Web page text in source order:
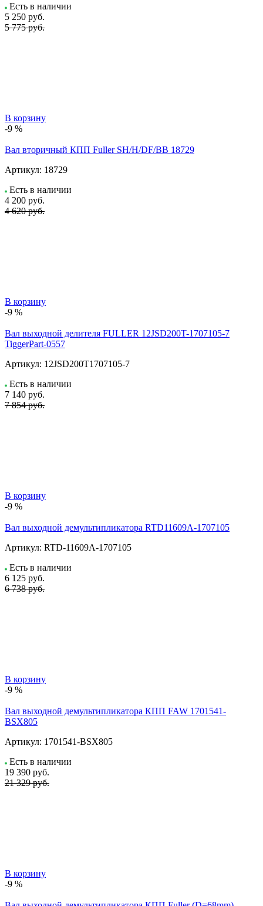
Есть в наличии
5 250 руб.
5 775 руб.
В корзину
-9 %
Вал вторичный КПП Fuller SH/H/DF/BB 18729
Артикул: 18729
Есть в наличии
4 200 руб.
4 620 руб.
В корзину
-9 %
Вал выходной делителя FULLER 12JSD200T-1707105-7
TiggerPart-0557
Артикул: 12JSD200T1707105-7
Есть в наличии
7 140 руб.
7 854 руб.
В корзину
-9 %
Вал выходной демультипликатора RTD11609A-1707105
Артикул: RTD-11609A-1707105
Есть в наличии
6 125 руб.
6 738 руб.
В корзину
-9 %
Вал выходной демультипликатора КПП FAW 1701541-
BSX805
Артикул: 1701541-BSX805
Есть в наличии
19 390 руб.
21 329 руб.
В корзину
-9 %